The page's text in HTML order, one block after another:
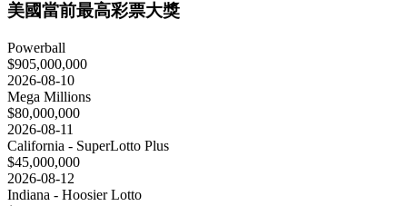
美國當前最高彩票大獎
Powerball
$905,000,000
2026-08-10
Mega Millions
$80,000,000
2026-08-11
California - SuperLotto Plus
$45,000,000
2026-08-12
Indiana - Hoosier Lotto